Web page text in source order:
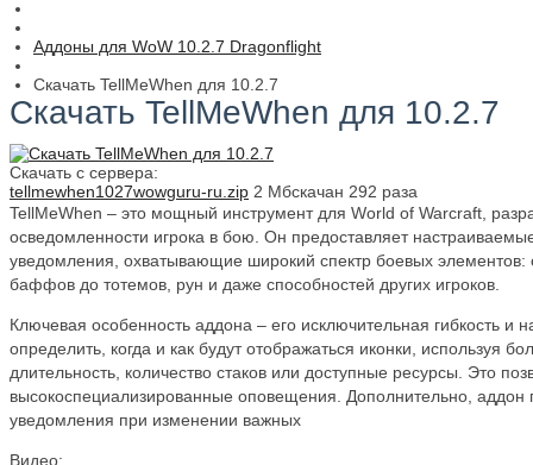
Аддоны для WoW 10.2.7 Dragonflight
Скачать TellMeWhen для 10.2.7
Скачать TellMeWhen для 10.2.7
Скачать с сервера:
tellmewhen1027wowguru-ru.zip 2 Мбскачан 292 раза
TellMeWhen – это мощный инструмент для World of Warcraft,
осведомленности игрока в бою. Он предоставляет
уведомления, охватывающие широкий спектр боевых элементов:
баффов до тотемов, рун и даже способностей других игроков.
Ключевая особенность аддона – его исключительная гибкость и
определить, когда и как будут отображаться иконки, используя
длительность, количество стаков или доступные ресурсы. Это
высокоспециализированные оповещения. Дополнительно, аддон
уведомления при изменении важных
Видео: